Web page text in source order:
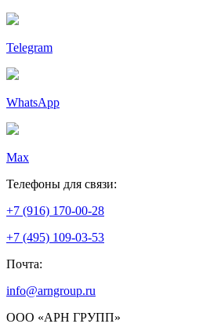
Telegram
WhatsApp
Max
Телефоны для связи:
+7 (916) 170-00-28
+7 (495) 109-03-53
Почта:
info@arngroup.ru
ООО «АРН ГРУПП»